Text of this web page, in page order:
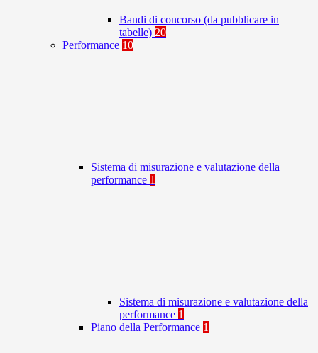
Bandi di concorso (da pubblicare in
tabelle) 20
Performance 10
Sistema di misurazione e valutazione della
performance 1
Sistema di misurazione e valutazione della
performance 1
Piano della Performance 1